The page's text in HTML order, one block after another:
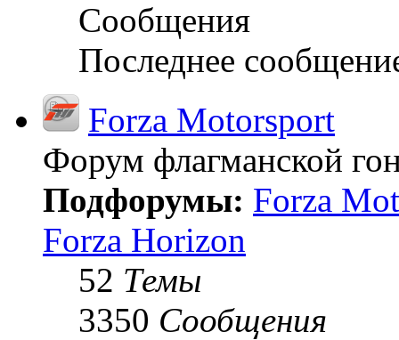
Сообщения
Последнее
Forza Motorsport
Форум флагманской
Подфорумы: Forza
Forza Horizon
52 Темы
3350 Сообщения